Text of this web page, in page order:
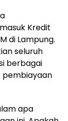
Kredit
di Lampung.
seluruh
berbagai
pembiayaan
apa